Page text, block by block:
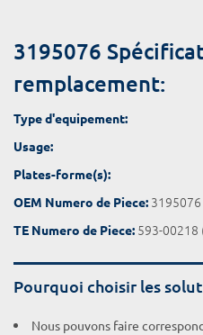
3195076
remplacement:
Type d'equipement:
Usage:
Plates-forme(s):
OEM Numero de Piece: 3195076
TE Numero de Piece: 593-00218
Pourquoi choisir les
Nous pouvons faire